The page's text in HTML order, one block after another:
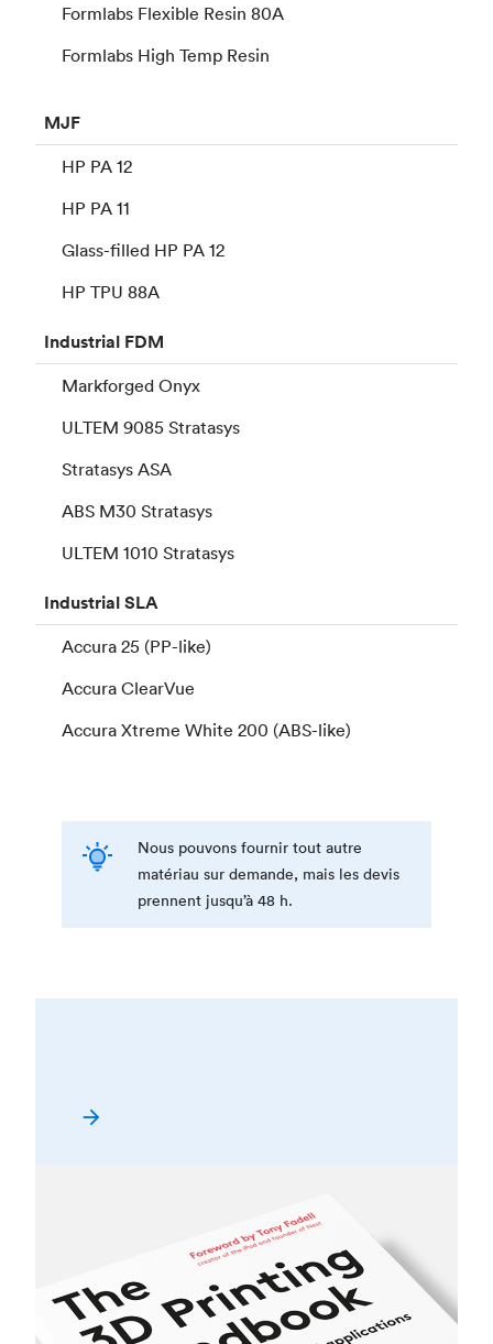
Formlabs Flexible Resin 80A
Formlabs High Temp Resin
MJF
HP PA 12
HP PA 11
Glass-filled HP PA 12
HP TPU 88A
Industrial FDM
Markforged Onyx
ULTEM 9085 Stratasys
Stratasys ASA
ABS M30 Stratasys
ULTEM 1010 Stratasys
IndustrialSLA
Accura 25 (PP-like)
Accura ClearVue
Accura Xtreme White 200 (ABS-like)
Nous pouvons fournir tout autre
matériau sur demande, mais les devis
prennent jusqu’à 48 h.